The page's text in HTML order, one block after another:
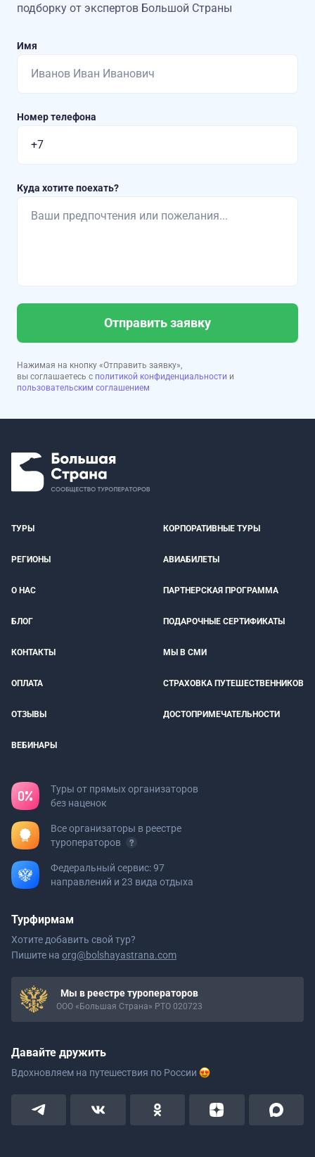
подборку от экспертов Большой Страны
Имя
Номер телефона
Куда хотите поехать?
Отправить заявку
Нажимая на кнопку «Отправить заявку»,
вы соглашаетесь с политикой конфиденциальности и
пользовательским соглашением
ТУРЫ КОРПОРАТИВНЫЕ ТУРЫ
РЕГИОНЫ АВИАБИЛЕТЫ
О НАС ПАРТНЕРСКАЯ ПРОГРАММА
БЛОГ ПОДАРОЧНЫЕ СЕРТИФИКАТЫ
КОНТАКТЫ МЫ В СМИ
ОПЛАТА СТРАХОВКА ПУТЕШЕСТВЕННИКОВ
ОТЗЫВЫ ДОСТОПРИМЕЧАТЕЛЬНОСТИ
ВЕБИНАРЫ
Туры от прямых организаторов
без наценок
Все организаторы в реестре
туроператоров
Федеральный сервис: 97
направлений и 23 вида отдыха
Турфирмам
Хотите добавить свой тур?
Пишите на org@bolshayastrana.com
Мы в реестре туроператоров
ООО «Большая Страна» РТО 020723
Давайте дружить
Вдохновляем на путешествия по России